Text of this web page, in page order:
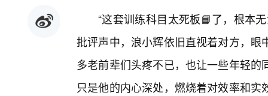
“这套训练科目太死板📘了，根本
批评声中，浪小辉依旧直视着对方，
多老前辈们头疼不已，也让一些年轻
只是他的内心深处，燃烧着对效率和